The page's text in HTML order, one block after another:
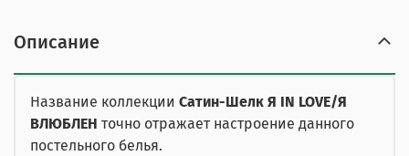
Описание
Название коллекции Сатин-Шелк Я IN LOVE/Я
ВЛЮБЛЕН точно отражает настроение данного
постельного белья.